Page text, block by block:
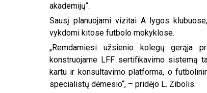
akademijų“.
Sausį planuojami vizitai A lygos
vykdomi kitose futbolo mokyklose.
„Remdamiesi užsienio kolegų gerąja
konstruojame LFF sertifikavimo sistemą
kartu ir konsultavimo platforma, o
specialistų dėmesio“, – pridėjo L. Zibolis.